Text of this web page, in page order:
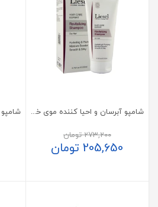
شامپو آبرسان و احیا کننده موی خشک لایسل
273,200تومان
205,650تومان